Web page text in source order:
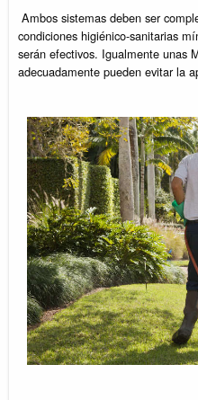
Ambos sistemas deben ser
condiciones higiénico-sanitarias
serán efectivos. Igualmente unas
adecuadamente pueden evitar la